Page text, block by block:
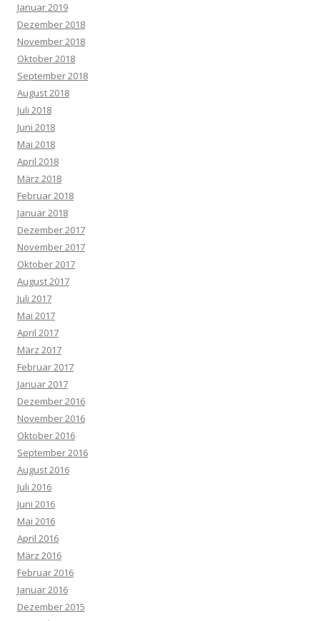
Januar 2019
Dezember 2018
November 2018
Oktober 2018
September 2018
August 2018
Juli 2018
Juni 2018
Mai 2018
April 2018
März 2018
Februar 2018
Januar 2018
Dezember 2017
November 2017
Oktober 2017
August 2017
Juli 2017
Mai 2017
April 2017
März 2017
Februar 2017
Januar 2017
Dezember 2016
November 2016
Oktober 2016
September 2016
August 2016
Juli 2016
Juni 2016
Mai 2016
April 2016
März 2016
Februar 2016
Januar 2016
Dezember 2015